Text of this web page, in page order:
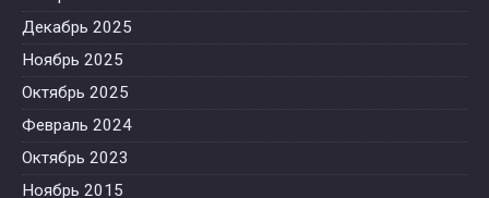
Декабрь 2025
Ноябрь 2025
Октябрь 2025
Февраль 2024
Октябрь 2023
Ноябрь 2015